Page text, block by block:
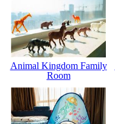
Animal Kingdom Family
Room